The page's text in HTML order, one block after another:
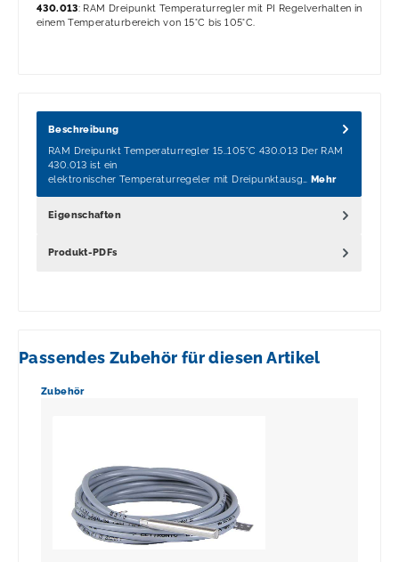
430.013: RAM Dreipunkt Temperaturregler mit PI Regelverhalten in
einem Temperaturbereich von 15°C bis 105°C.
Beschreibung
RAM Dreipunkt Temperaturregler 15..105°C 430.013 Der RAM
430.013 ist ein
elektronischer Temperaturregeler mit Dreipunktausg… Mehr
Eigenschaften
Produkt-PDFs
Passendes Zubehör für diesen Artikel
Produktgalerie überspringen
Zubehör